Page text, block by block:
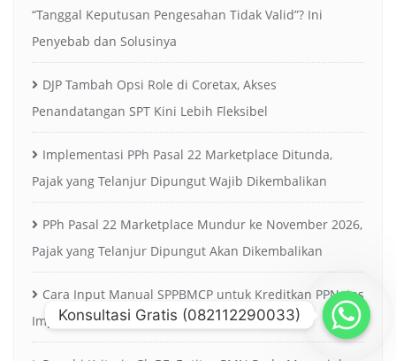
“Tanggal Keputusan Pengesahan Tidak Valid”? Ini
Penyebab dan Solusinya
DJP Tambah Opsi Role di Coretax, Akses
Penandatangan SPT Kini Lebih Fleksibel
Implementasi PPh Pasal 22 Marketplace Ditunda,
Pajak yang Telanjur Dipungut Wajib Dikembalikan
PPh Pasal 22 Marketplace Mundur ke November 2026,
Pajak yang Telanjur Dipungut Akan Dikembalikan
Cara Input Manual SPPBMCP untuk Kreditkan PPNatas
Impor di Coretax
Konsultasi Gratis (082112290033)